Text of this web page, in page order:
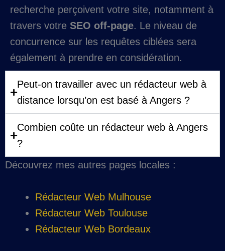
recherche perçoivent votre site, notamment à
travers votre SEO off-page. Le niveau de
concurrence sur les requêtes ciblées sera
également à prendre en considération.
Peut-on travailler avec un rédacteur web à
distance lorsqu’on est basé à Angers ?
Combien coûte un rédacteur web à Angers
?
Découvrez mes autres pages locales :
Rédacteur Web Mulhouse
Rédacteur Web Toulouse
Rédacteur Web Bordeaux